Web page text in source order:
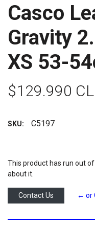
Casco
Gravity
XS 53-
$129.990
SKU: C5197
This product has run out
about it.
Contact Us ← or